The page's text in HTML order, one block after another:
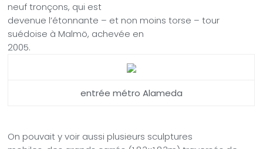
neuf tronçons, qui est
devenue l’étonnante – et non moins torse – tour
suédoise à Malmö, achevée en
2005.
entrée métro Alameda
On pouvait y voir aussi plusieurs sculptures